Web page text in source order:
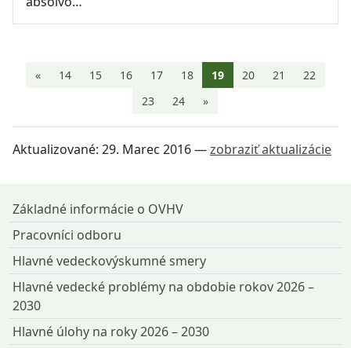
« 14 15 16 17 18 19Aktuálna stránka 19
20 21
22
23
24 »
Aktualizované: 29. Marec 2016—zobraziť aktualizácie
Základné informácie o OVHV
Pracovníci odboru
Hlavné vedeckovýskumné smery
Hlavné vedecké problémy na obdobie rokov 2026 –
2030
Hlavné úlohy na roky 2026 – 2030